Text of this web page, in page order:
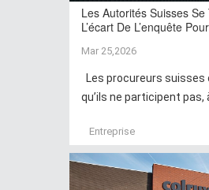
Les Autorités Suisses
L’écart De L’enquête
Mar 25,2026
Les procureurs suisses
qu’ils ne participent pas,
Entreprise